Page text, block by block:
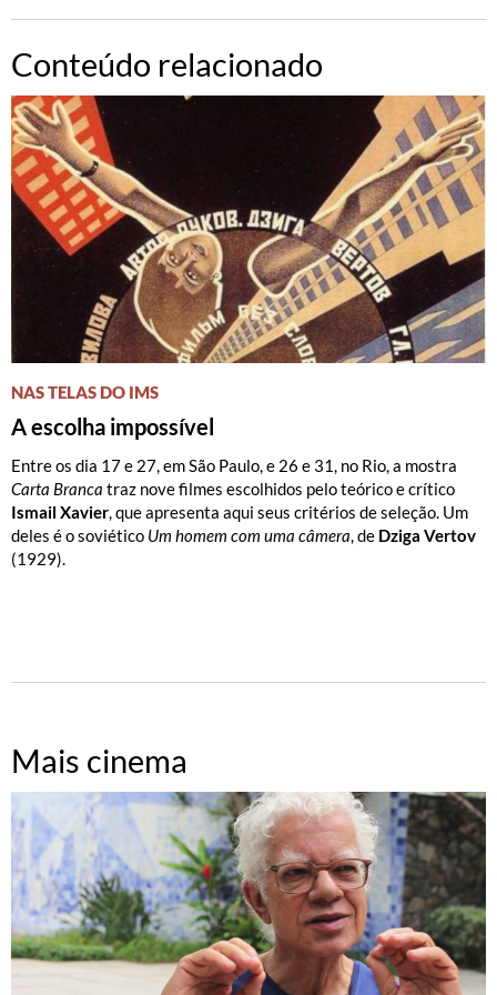
Conteúdo relacionado
NAS TELAS DO IMS
A escolha impossível
Entre os dia 17 e 27, em São Paulo, e 26 e 31, no Rio, a mostra
Carta Branca traz nove filmes escolhidos pelo teórico e crítico
Ismail Xavier, que apresenta aqui seus critérios de seleção. Um
deles é o soviético Um homem com uma câmera, de Dziga Vertov
(1929).
Mais cinema